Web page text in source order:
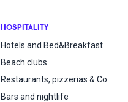
HOSPITALITY
Hotels and Bed&Breakfast
Beach clubs
Restaurants, pizzerias & Co.
Bars and nightlife